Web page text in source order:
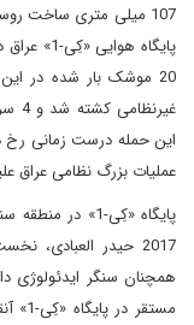
107 میلی متری ساخت
پایگاه
این حمله درست زمانی
عملیات بزرگ نظامی عراق
پایگاه «کِی-1»
2017 حیدر
همچنان سنگر ایدئولوژی